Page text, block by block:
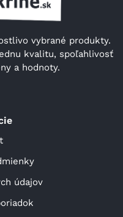
vybrané produkty.
kvalitu, spoľahlivosť
a hodnoty.
údajov